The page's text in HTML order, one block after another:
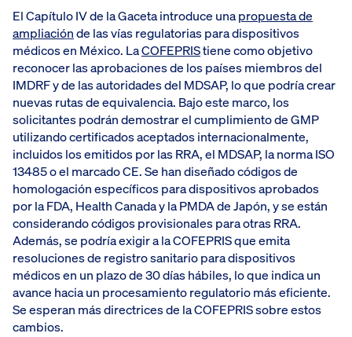
El Capítulo IV de la Gaceta introduce unapropuesta de
ampliaciónde las vías regulatorias para dispositivos
médicos en México. LaCOFEPRIStiene como objetivo
reconocer las aprobaciones de los países miembros del
IMDRF y de las autoridades del MDSAP, lo que podría crear
nuevas rutas de equivalencia. Bajo este marco, los
solicitantes podrán demostrar el cumplimiento de GMP
utilizando certificados aceptados internacionalmente,
incluidos los emitidos por las RRA, el MDSAP, la norma ISO
13485 o el marcado CE. Se han diseñado códigos de
homologación específicos para dispositivos aprobados
por la FDA, Health Canada y la PMDA de Japón, y se están
considerando códigos provisionales para otras RRA.
Además, se podría exigir a la COFEPRIS que emita
resoluciones de registro sanitario para dispositivos
médicos en un plazo de 30 días hábiles, lo que indica un
avance hacia un procesamiento regulatorio más eficiente.
Se esperan más directrices de la COFEPRIS sobre estos
cambios.